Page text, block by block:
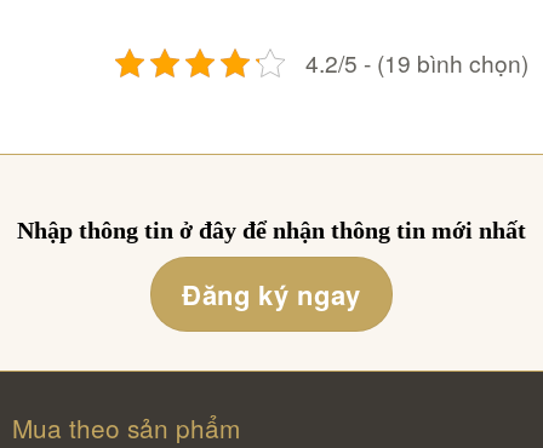
4.2/5 - (19 bình chọn)
Nhập thông tin ở đây để nhận thông tin mới nhất
Đăng ký ngay
Mua theo sản phẩm